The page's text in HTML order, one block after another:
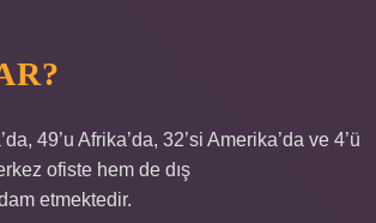
49’u Afrika’da, 32’si Amerika’da ve 4’ü
ofiste hem de dış
etmektedir.